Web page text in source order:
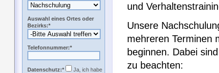
Auswahl eines Ortes oder
Bezirks:*
Telefonnummer:*
Datenschutz:*
Ja, ich habe
und
Unsere
mehreren Terminen
beginnen. Dabei
zu beachten: